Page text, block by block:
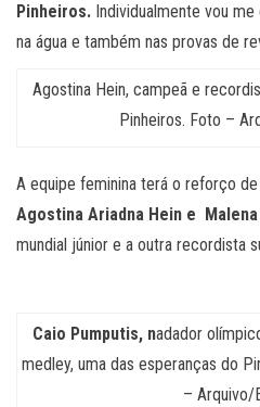
Pinheiros. Individualmente vou
na água e também nas provas de
Agostina Hein, campeã e
Pinheiros. Foto –
A equipe feminina terá o reforço de
Agostina Ariadna Hein e
mundial júnior e a outra recordista
Caio Pumputis, nadador
medley, uma das esperanças do
– Arquivo/